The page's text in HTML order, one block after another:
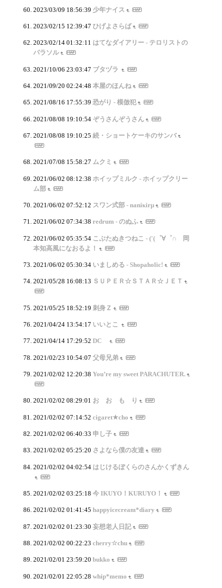
2023/03/09 18:56:39 少年ナイス
2023/02/15 12:39:47 ひげよさらば
2023/02/14 01:32:11 はてなダイアリー - テロリストの
パラソル
2021/10/06 23:03:47 ブタヅラ
2021/09/20 02:24:48 本屋のほんね
2021/08/16 17:55:39 恐がり - 模倣犯
2021/08/08 19:10:54 ぞうさんぞうさん
2021/08/08 19:10:25 続・ショートケーキのサンバ
2021/07/08 15:58:27 ムクミ
2021/06/02 08:12:38 ホイップミルク - ホイップクリー
ム部
2021/06/02 07:52:12 スワン式部 - naniκirμ
2021/06/02 07:34:38 redrum - のぬふ
2021/06/02 05:35:54 こぶたぬきつねこ - ('(゜∀゜∩ 岡
本知高風になおるよ！
2021/06/02 05:30:34 いましめる - Shopaholic!
2021/05/28 16:08:13 ＳＵＰＥＲ☆ＳＴＡＲ☆ＪＥＴ
2021/05/25 18:52:19 刺身Ｚ
2021/04/24 13:54:17 いいとこ
2021/04/14 17:29:52 DC
2021/02/23 10:54:07 父母兄弟
2021/02/02 12:20:38 You’re my sweet PARACHUTER.
2021/02/02 08:29:01 お お も り
2021/02/02 07:14:52 cigaret★cho
2021/02/02 06:40:33 申し子
2021/02/02 05:25:20 さよなら僕の友達
2021/02/02 04:02:54 はじけるぼくらのさんかくずきん
2021/02/02 03:25:18 今 IKUYO！KURUYO！
2021/02/02 01:41:45 happyicecream*diary
2021/02/02 01:23:30 妄想老人日記
2021/02/02 00:22:23 cherry☆chu
2021/02/01 23:59:20 bukko
2021/02/01 22:05:28 whip*memo